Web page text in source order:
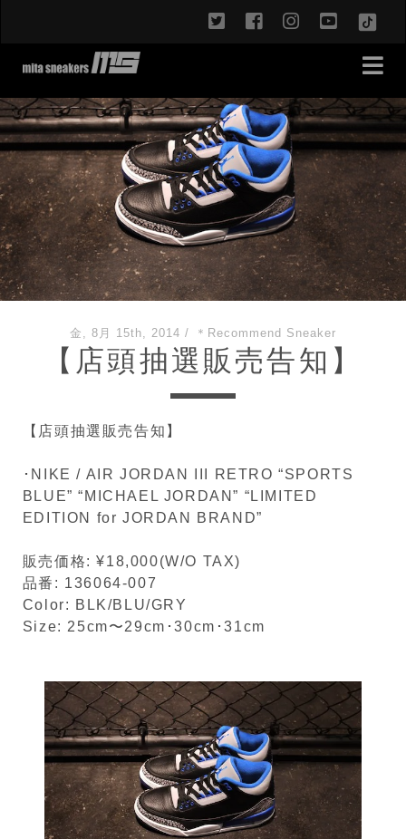
twitterfacebookinstagram
金, 8月 15th, 2014 / ＊Recommend Sneaker
【店頭抽選販売告知】
【店頭抽選販売告知】
･NIKE / AIR JORDAN III RETRO “SPORTS
BLUE” “MICHAEL JORDAN” “LIMITED
EDITION for JORDAN BRAND”
販売価格: ¥18,000(W/O TAX)
品番: 136064-007
Color: BLK/BLU/GRY
Size: 25cm〜29cm･30cm･31cm